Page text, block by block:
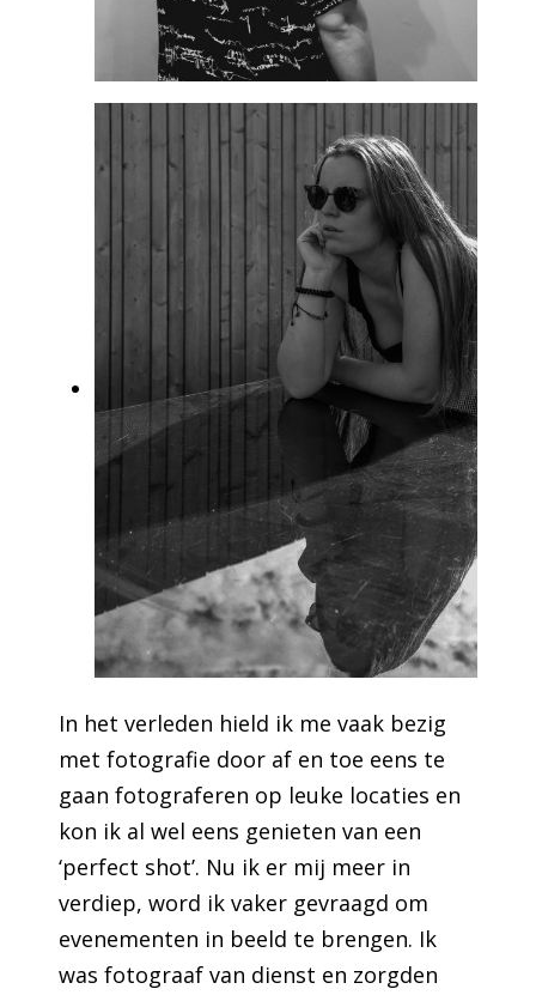
In het verleden hield ik me vaak bezig
met fotografie door af en toe eens te
gaan fotograferen op leuke locaties en
kon ik al wel eens genieten van een
‘perfect shot’. Nu ik er mij meer in
verdiep, word ik vaker gevraagd om
evenementen in beeld te brengen. Ik
was fotograaf van dienst en zorgden